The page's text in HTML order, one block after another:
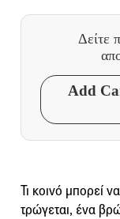
Δείτε
Add
Τι κοινό μπορεί
τρώγεται, ένα